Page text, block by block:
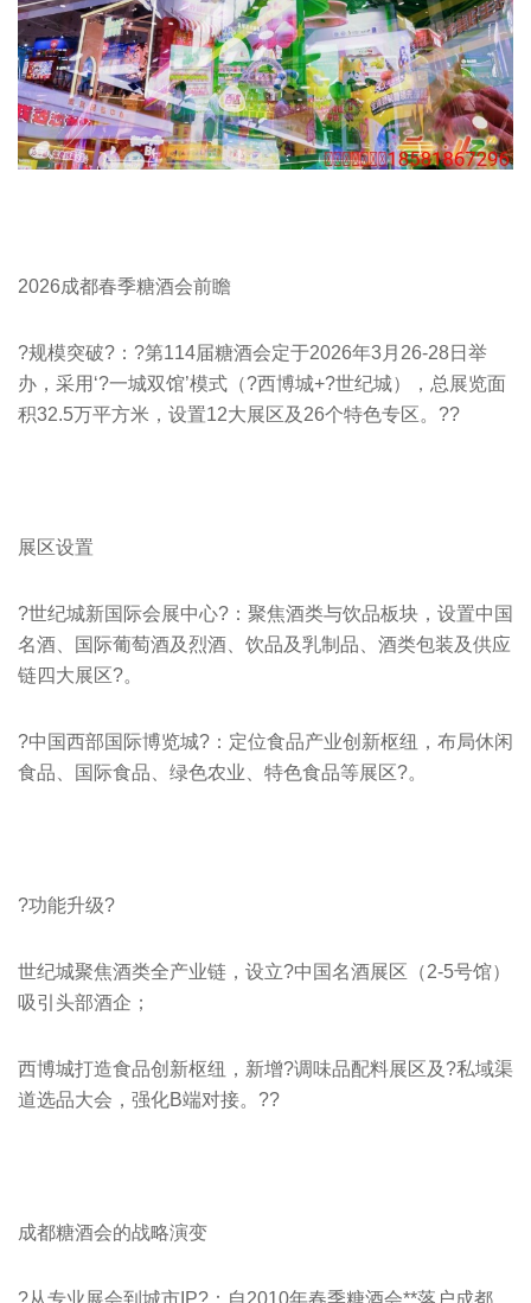
2026成都春季糖酒会前瞻
?规模突破?：?第114届糖酒会定于2026年3月26-28日举
办，采用‘?一城双馆’模式（?西博城+?世纪城），总展览面
积32.5万平方米，设置12大展区及26个特色专区。??
展区设置
?世纪城新国际会展中心?：聚焦酒类与饮品板块，设置中国
名酒、国际葡萄酒及烈酒、饮品及乳制品、酒类包装及供应
链四大展区?。
?中国西部国际博览城?：定位食品产业创新枢纽，布局休闲
食品、国际食品、绿色农业、特色食品等展区?。
?功能升级?
世纪城聚焦酒类全产业链，设立?中国名酒展区（2-5号馆）
吸引头部酒企；
西博城打造食品创新枢纽，新增?调味品配料展区及?私域渠
道选品大会，强化B端对接。??
成都糖酒会的战略演变
?从专业展会到城市IP?：自2010年春季糖酒会**落户成都